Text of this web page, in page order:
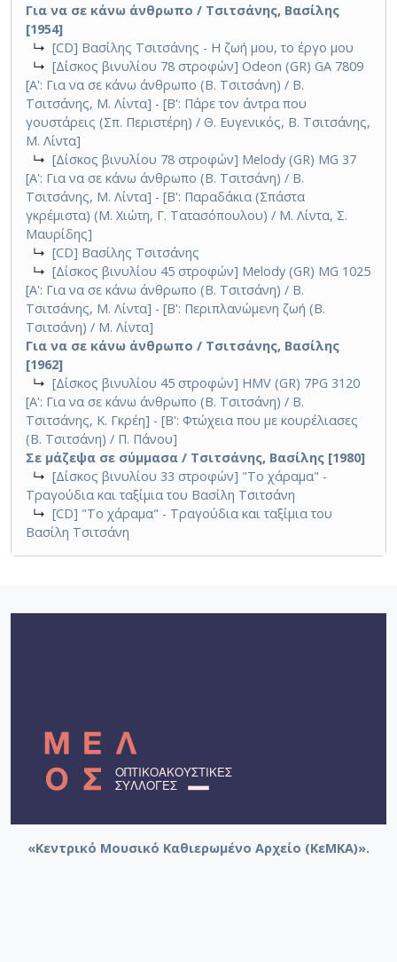
Για να σε κάνω άνθρωπο / Τσιτσάνης, Βασίλης
[1954]
↳ [CD] Βασίλης Τσιτσάνης - Η ζωή μου, το έργο μου
↳ [Δίσκος βινυλίου 78 στροφών] Odeon (GR) GA 7809
[A': Για να σε κάνω άνθρωπο (Β. Τσιτσάνη) / Β.
Τσιτσάνης, Μ. Λίντα] - [Β': Πάρε τον άντρα που
γουστάρεις (Σπ. Περιστέρη) / Θ. Ευγενικός, Β. Τσιτσάνης,
Μ. Λίντα]
↳ [Δίσκος βινυλίου 78 στροφών] Melody (GR) MG 37
[Α': Για να σε κάνω άνθρωπο (Β. Τσιτσάνη) / Β.
Τσιτσάνης, Μ. Λίντα] - [Β': Παραδάκια (Σπάστα
γκρέμιστα) (Μ. Χιώτη, Γ. Τατασόπουλου) / Μ. Λίντα, Σ.
Μαυρίδης]
↳ [CD] Βασίλης Τσιτσάνης
↳ [Δίσκος βινυλίου 45 στροφών] Melody (GR) MG 1025
[Α': Για να σε κάνω άνθρωπο (Β. Τσιτσάνη) / Β.
Τσιτσάνης, Μ. Λίντα] - [Β': Περιπλανώμενη ζωή (Β.
Τσιτσάνη) / Μ. Λίντα]
Για να σε κάνω άνθρωπο / Τσιτσάνης, Βασίλης
[1962]
↳ [Δίσκος βινυλίου 45 στροφών] HMV (GR) 7PG 3120
[Α': Για να σε κάνω άνθρωπο (Β. Τσιτσάνη) / Β.
Τσιτσάνης, Κ. Γκρέη] - [Β': Φτώχεια που με κουρέλιασες
(Β. Τσιτσάνη) / Π. Πάνου]
Σε μάζεψα σε σύμμασα / Τσιτσάνης, Βασίλης [1980]
↳ [Δίσκος βινυλίου 33 στροφών] "Το χάραμα" -
Τραγούδια και ταξίμια του Βασίλη Τσιτσάνη
↳ [CD] "Το χάραμα" - Τραγούδια και ταξίμια του
Βασίλη Τσιτσάνη
«Κεντρικό Μουσικό Καθιερωμένο Αρχείο (ΚεΜΚΑ)».